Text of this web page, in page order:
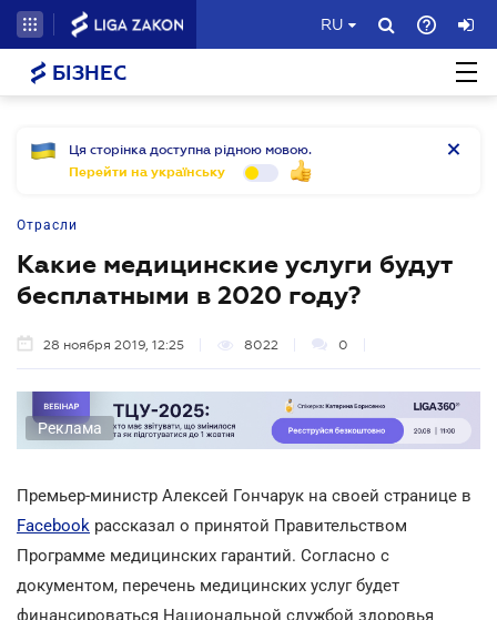
RU
БІЗНЕС
Ця сторінка доступна рідною мовою.
Перейти на українську
Отрасли
Какие медицинские услуги будут
бесплатными в 2020 году?
28 ноября 2019, 12:25 8022 0
Реклама
Премьер-министр Алексей Гончарук на своей странице в
Facebook рассказал о принятой Правительством
Программе медицинских гарантий. Согласно с
документом, перечень медицинских услуг будет
финансироваться Национальной службой здоровья